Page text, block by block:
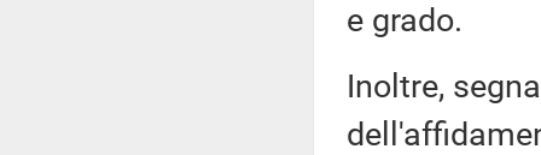
e grado.
Inoltre,